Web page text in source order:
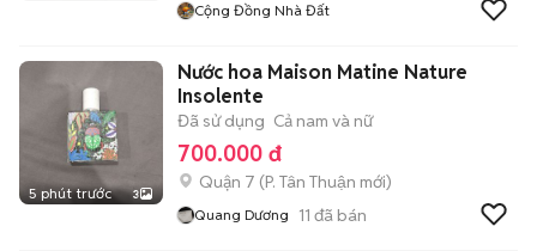
Cộng Đồng Nhà Đất
5 phút trước 3
Nước hoa Maison Matine Nature
Insolente
Đã sử dụng Cả nam và nữ
700.000 đ
Quận 7 (P. Tân Thuận mới)
Quang Dương 11 đã bán